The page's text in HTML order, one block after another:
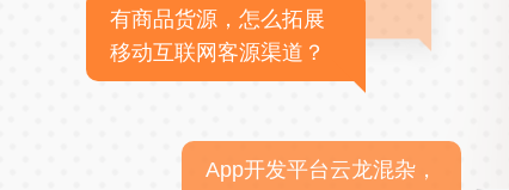
有商品货源，怎么拓展
移动互联网客源渠道？
App开发平台云龙混杂，